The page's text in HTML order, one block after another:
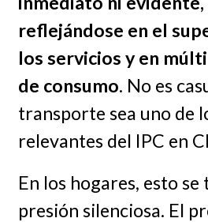
reflejándose en el
los servicios y en
de consumo. No es
transporte sea uno de
relevantes del IPC en
En los hogares, esto
presión silenciosa. El